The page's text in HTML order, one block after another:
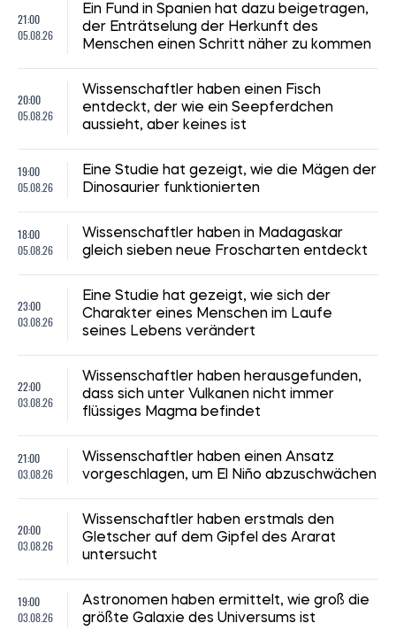
21:00
05.08.26
Ein Fund in Spanien hat dazu beigetragen,
der Enträtselung der Herkunft des
Menschen einen Schritt näher zu kommen
20:00
05.08.26
Wissenschaftler haben einen Fisch
entdeckt, der wie ein Seepferdchen
aussieht, aber keines ist
19:00
05.08.26
Eine Studie hat gezeigt, wie die Mägen der
Dinosaurier funktionierten
18:00
05.08.26
Wissenschaftler haben in Madagaskar
gleich sieben neue Froscharten entdeckt
23:00
03.08.26
Eine Studie hat gezeigt, wie sich der
Charakter eines Menschen im Laufe
seines Lebens verändert
22:00
03.08.26
Wissenschaftler haben herausgefunden,
dass sich unter Vulkanen nicht immer
flüssiges Magma befindet
21:00
03.08.26
Wissenschaftler haben einen Ansatz
vorgeschlagen, um El Niño abzuschwächen
20:00
03.08.26
Wissenschaftler haben erstmals den
Gletscher auf dem Gipfel des Ararat
untersucht
19:00
03.08.26
Astronomen haben ermittelt, wie groß die
größte Galaxie des Universums ist